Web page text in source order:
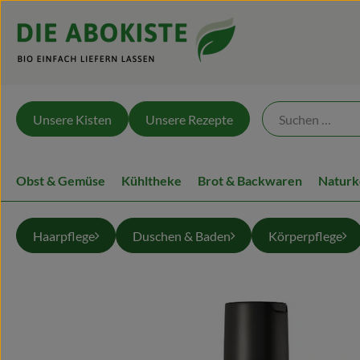
Unsere Kisten Unsere Rezepte
Obst & Gemüse Kühltheke Brot & Backwaren
Haarpflege Duschen & Baden Körperpflege